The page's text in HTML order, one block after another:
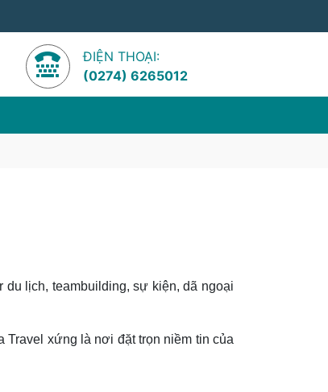
ĐIỆN THOẠI:
(0274) 6265012
lịch, teambuilding, sự kiện, dã ngoại
Travel xứng là nơi đặt trọn niềm tin của